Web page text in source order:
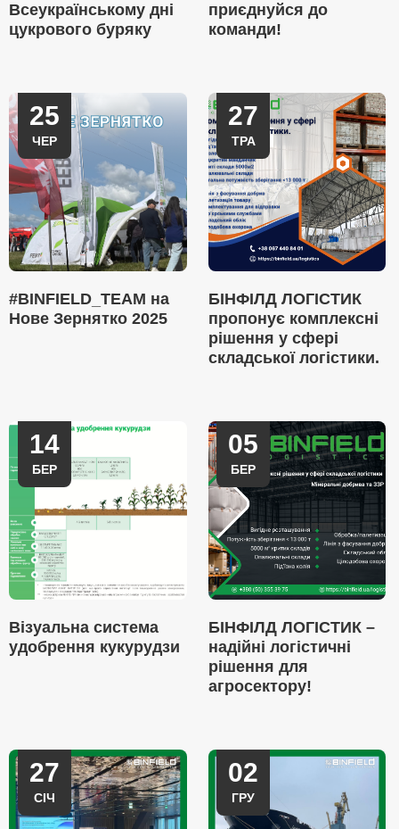
Всеукраїнському дні
цукрового буряку
приєднуйся до
команди!
25
ЧЕР
#BINFIELD_TEAM на
Нове Зернятко 2025
27
ТРА
БІНФІЛД ЛОГІСТИК
пропонує комплексні
рішення у сфері
складської логістики.
14
БЕР
Візуальна система
удобрення кукурудзи
05
БЕР
БІНФІЛД ЛОГІСТИК –
надійні логістичні
рішення для
агросектору!
27
СІЧ
02
ГРУ